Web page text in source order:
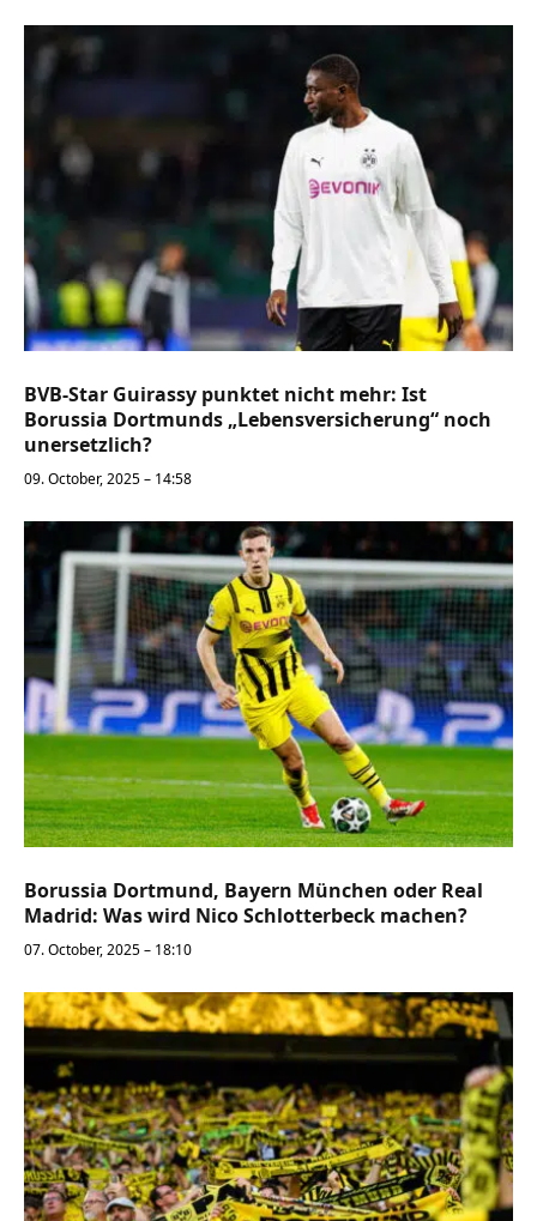
BVB-Star Guirassy punktet nicht mehr: Ist
Borussia Dortmunds „Lebensversicherung“ noch
unersetzlich?
09. October, 2025 – 14:58
Borussia Dortmund, Bayern München oder Real
Madrid: Was wird Nico Schlotterbeck machen?
07. October, 2025 – 18:10